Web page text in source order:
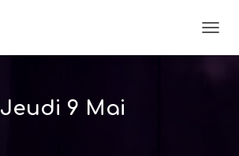
LA
Jeudi 9 Mai